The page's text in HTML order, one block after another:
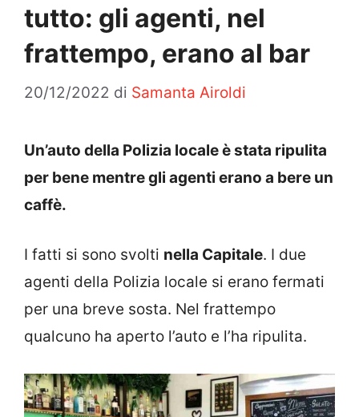
tutto: gli agenti, nel
frattempo, erano al bar
20/12/2022 di Samanta Airoldi
Un’auto della Polizia locale è stata ripulita
per bene mentre gli agenti erano a bere un
caffè.
I fatti si sono svolti nella Capitale. I due
agenti della Polizia locale si erano fermati
per una breve sosta. Nel frattempo
qualcuno ha aperto l’auto e l’ha ripulita.